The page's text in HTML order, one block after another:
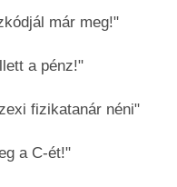
már meg!"
a pénz!"
fizikatanár néni"
a C-ét!"